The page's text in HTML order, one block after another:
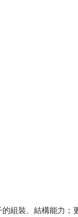
組裝、結構能力